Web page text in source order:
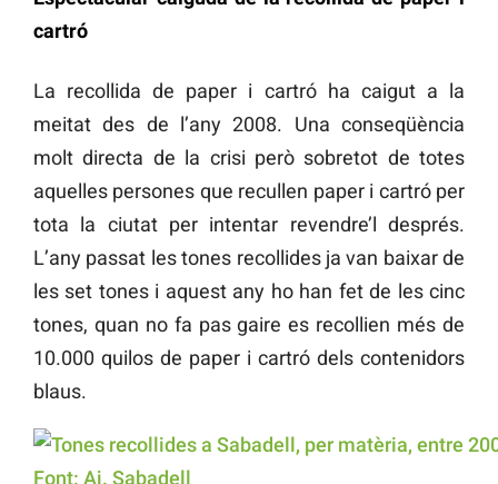
cartró
La recollida de paper i cartró ha caigut a la
meitat des de l’any 2008. Una conseqüència
molt directa de la crisi però sobretot de totes
aquelles persones que recullen paper i cartró per
tota la ciutat per intentar revendre’l després.
L’any passat les tones recollides ja van baixar de
les set tones i aquest any ho han fet de les cinc
tones, quan no fa pas gaire es recollien més de
10.000 quilos de paper i cartró dels contenidors
blaus.